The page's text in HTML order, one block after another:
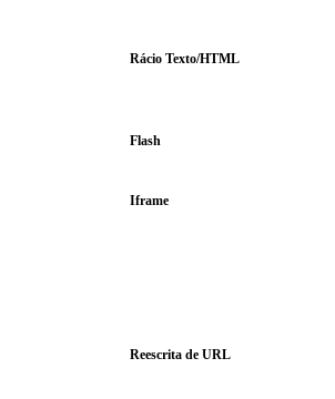
Rácio Texto/HTML
Flash
Iframe
Reescrita de URL